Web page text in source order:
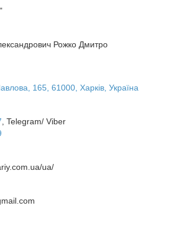
Рожко Дмитро
165, 61000, Харків, Україна
, Telegram/ Viber
ua/